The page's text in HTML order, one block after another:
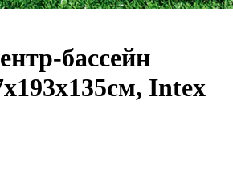
бассейн
Intex